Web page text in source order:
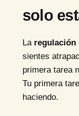
solo
La regulación
sientes
primera tarea
Tu primera
haciendo.